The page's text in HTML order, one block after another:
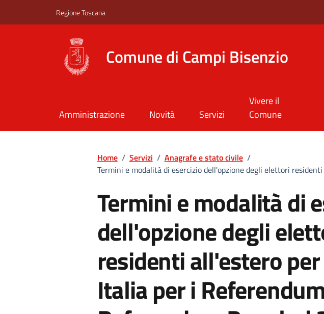
Regione Toscana
Comune di Campi Bisenzio
Amministrazione Novità Servizi
Vivere il
Comune
Home / Servizi / Anagrafe e stato civile /
Termini e modalità di esercizio dell'opzione degli elettori
Termini e modalità di
dell'opzione degli
residenti all'estero
Italia per i